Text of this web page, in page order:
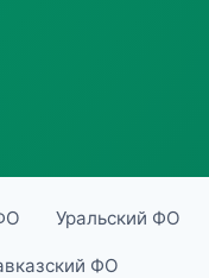
Уральский ФО
ФО